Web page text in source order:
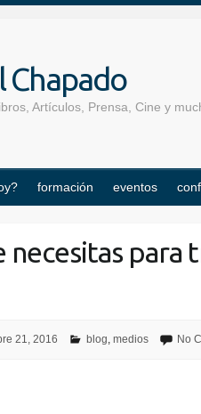
Chapado
Artículos, Prensa, Cine y
formación eventos
para
21, 2016 blog, medios No